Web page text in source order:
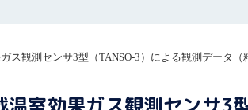
ガス観測センサ3型（TANSO-3）による観測データ